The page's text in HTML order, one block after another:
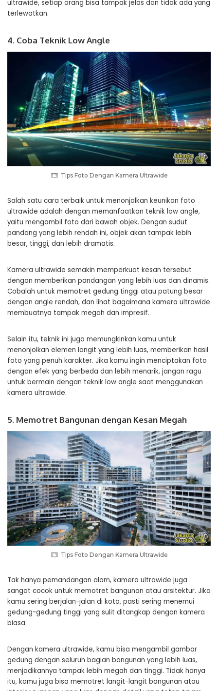
ultrawide, setiap orang bisa tampak jelas dan tidak ada yang
terlewatkan.
4. Coba Teknik Low Angle
Tips Foto Dengan Kamera Ultrawide
Salah satu cara terbaik untuk menonjolkan keunikan foto
ultrawide adalah dengan memanfaatkan teknik low angle,
yaitu mengambil foto dari bawah objek. Dengan sudut
pandang yang lebih rendah ini, objek akan tampak lebih
besar, tinggi, dan lebih dramatis.
Kamera ultrawide semakin memperkuat kesan tersebut
dengan memberikan pandangan yang lebih luas dan dinamis.
Cobalah untuk memotret gedung tinggi atau patung besar
dengan angle rendah, dan lihat bagaimana kamera ultrawide
membuatnya tampak megah dan impresif.
Selain itu, teknik ini juga memungkinkan kamu untuk
menonjolkan elemen langit yang lebih luas, memberikan hasil
foto yang penuh karakter. Jika kamu ingin menciptakan foto
dengan efek yang berbeda dan lebih menarik, jangan ragu
untuk bermain dengan teknik low angle saat menggunakan
kamera ultrawide.
5. Memotret Bangunan dengan Kesan Megah
Tips Foto Dengan Kamera Ultrawide
Tak hanya pemandangan alam, kamera ultrawide juga
sangat cocok untuk memotret bangunan atau arsitektur. Jika
kamu sering berjalan-jalan di kota, pasti sering menemui
gedung-gedung tinggi yang sulit ditangkap dengan kamera
biasa.
Dengan kamera ultrawide, kamu bisa mengambil gambar
gedung dengan seluruh bagian bangunan yang lebih luas,
menjadikannya tampak lebih megah dan tinggi. Tidak hanya
itu, kamu juga bisa memotret langit-langit bangunan atau